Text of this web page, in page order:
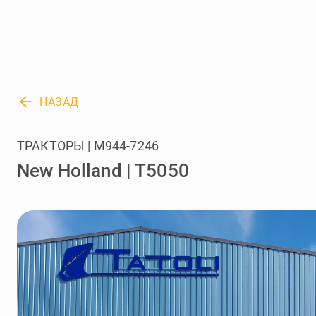
arrow_back НАЗАД
New Holland | T5050
ТРАКТОРЫ | M944-7246